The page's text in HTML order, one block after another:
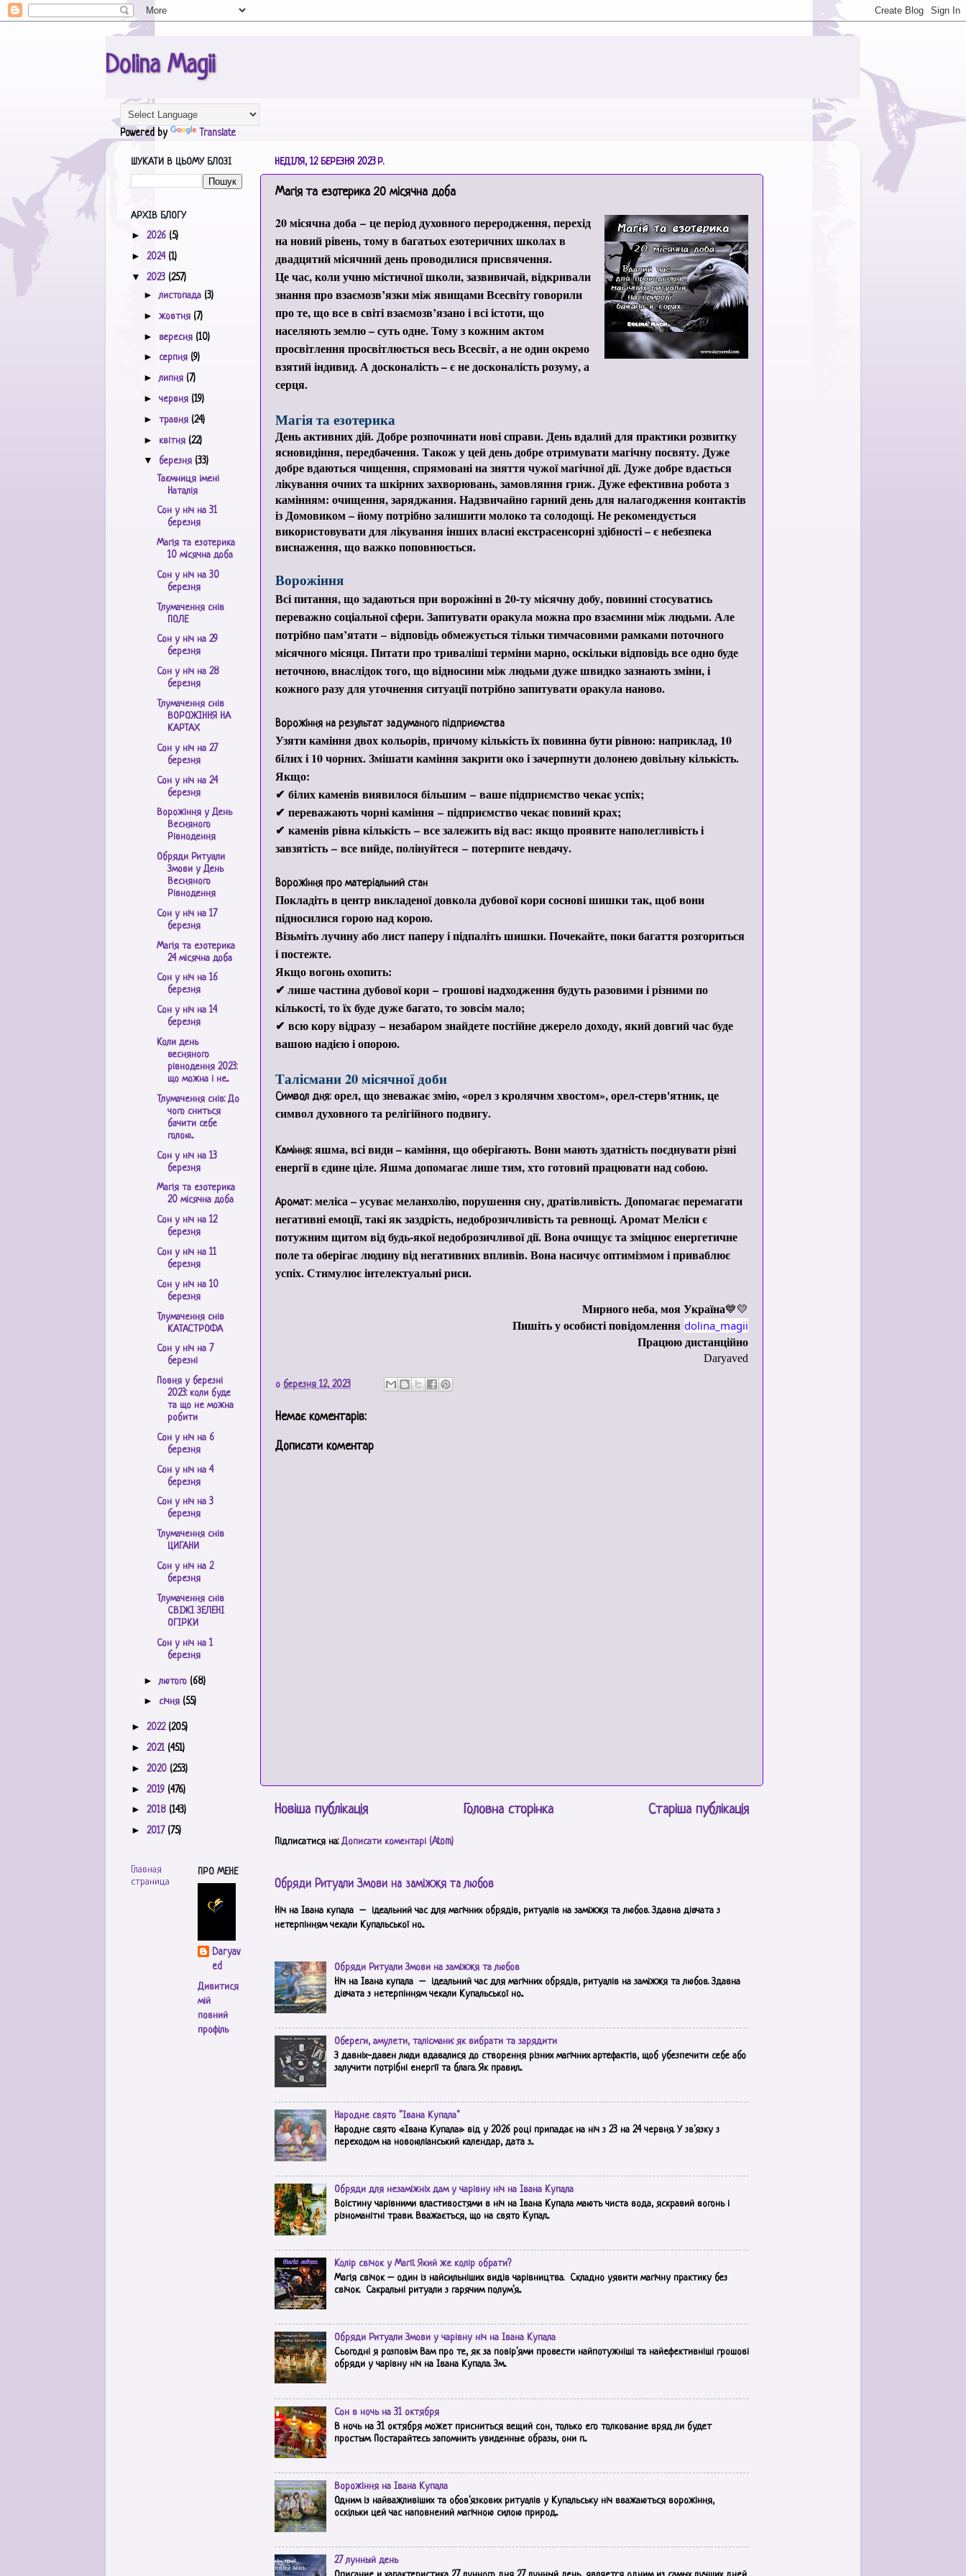
Dolina Magii
Powered by Translate
НЕДІЛЯ, 12 БЕРЕЗНЯ 2023 Р.
Магія та езотерика 20 місячна доба
20 місячна доба – це період духовного переродження, перехід
на новий рівень, тому в багатьох езотеричних школах в
двадцятий місячний день проводилися присвячення.
Це час, коли учню містичної школи, зазвивичай, відкривали
знання про взаємозв’язки між явищами Всесвіту говорили
про те, що все в світі взаємозв’язано і всі істоти, що
населяють землю – суть одне. Тому з кожним актом
просвітлення просвітлюється весь Всесвіт, а не один окремо
взятий індивид. А досконалість – є не досконалість розуму, а
серця.
Магія та езотерика
День активних дій. Добре розпочинати нові справи. День вдалий для практики розвитку
ясновидіння, передбачення. Також у цей день добре отримувати магічну посвяту. Дуже
добре вдаються чищення, спрямовані на зняття чужої магічної дії. Дуже добре вдається
лікування очних та шкірних захворювань, замовляння гриж. Дуже ефективна робота з
камінням: очищення, заряджання. Надзвичайно гарний день для налагодження контактів
із Домовиком – йому потрібно залишити молоко та солодощі. Не рекомендується
використовувати для лікування інших власні екстрасенсорні здібності – є небезпека
виснаження, що важко поповнюється.
Ворожіння
Всі питання, що задаються при ворожінні в 20-ту місячну добу, повинні стосуватись
переважно соціальної сфери. Запитувати оракула можна про взаємини між людьми. Але
потрібно пам’ятати – відповідь обмежується тільки тимчасовими рамками поточного
місячного місяця. Питати про триваліші терміни марно, оскільки відповідь все одно буде
неточною, внаслідок того, що відносини між людьми дуже швидко зазнають зміни, і
кожного разу для уточнення ситуації потрібно запитувати оракула наново.
Ворожіння на результат задуманого підприємства
Узяти каміння двох кольорів, причому кількість їх повинна бути рівною: наприклад, 10
білих і 10 чорних. Змішати каміння закрити око і зачерпнути долонею довільну кількість.
Якщо:
✔ білих каменів виявилося більшим – ваше підприємство чекає успіх;
✔ переважають чорні каміння – підприємство чекає повний крах;
✔ каменів рівна кількість – все залежить від вас: якщо проявите наполегливість і
завзятість – все вийде, полінуйтеся – потерпите невдачу.
Ворожіння про матеріальний стан
Покладіть в центр викладеної довкола дубової кори соснові шишки так, щоб вони
підносилися горою над корою.
Візьміть лучину або лист паперу і підпаліть шишки. Почекайте, поки багаття розгориться
і постежте.
Якщо вогонь охопить:
✔ лише частина дубової кори – грошові надходження будуть разовими і різними по
кількості, то їх буде дуже багато, то зовсім мало;
✔ всю кору відразу – незабаром знайдете постійне джерело доходу, який довгий час буде
вашою надією і опорою.
Талісмани 20 місячної доби
Символ дня:орел, що зневажає змію, «орел з кролячим хвостом», орел-стерв'ятник, це
символ духовного та релігійного подвигу.
Каміння:яшма, всі види – каміння, що оберігають. Вони мають здатність поєднувати різні
енергії в єдине ціле. Яшма допомагає лише тим, хто готовий працювати над собою.
Аромат:меліса – усуває меланхолію, порушення сну, дратівливість. Допомагає перемагати
негативні емоції, такі як заздрість, недоброзичливість та ревнощі. Аромат Меліси є
потужним щитом від будь-якої недоброзичливої ​​дії. Вона очищує та зміцнює енергетичне
поле та оберігає людину від негативних впливів. Вона насичує оптимізмом і приваблює
успіх. Стимулює інтелектуальні риси.
Мирного неба, моя Україна💙💛
Пишіть у особисті повідомлення dolina_magii
Працюю дистанційно
Daryaved
о березня 12, 2023
Немає коментарів:
Дописати коментар
Новіша публікація Старіша публікація
Головна сторінка
Підписатися на: Дописати коментарі (Atom)
Обряди Ритуали Змови на заміжжя та любов
Ніч на Івана купала – ідеальний час для магічних обрядів, ритуалів на заміжжя та любов. Здавна дівчата з
нетерпінням чекали Купальської но...
Обряди Ритуали Змови на заміжжя та любов
Ніч на Івана купала – ідеальний час для магічних обрядів, ритуалів на заміжжя та любов. Здавна
дівчата з нетерпінням чекали Купальської но...
Обереги, амулети, талісмани: як вибрати та зарядити
З давніх-давен люди вдавалися до створення різних магічних артефактів, щоб убезпечити себе або
залучити потрібні енергії та блага. Як правил...
Народне свято "Івана Купала"
Народне свято «Івана Купала» від у 2026 році припадає на ніч з 23 на 24 червня. У зв'язку з
переходом на новоюліанський календар, дата з...
Обряди для незаміжніх дам у чарівну ніч на Івана Купала
Воістину чарівними властивостями в ніч на Івана Купала мають чиста вода, яскравий вогонь і
різноманітні трави. Вважається, що на свято Купал...
Колір свічок у Магії. Який же колір обрати?
Магія свічок – один із найсильніших видів чарівництва. Складно уявити магічну практику без
свічок. Сакральні ритуали з гарячим полум'я...
Обряди Ритуали Змови у чарівну ніч на Івана Купала
Сьогодні я розповім Вам про те, як за повір'ями провести найпотужніші та найефективніші грошові
обряди у чарівну ніч на Івана Купала. Зм...
Сон в ночь на 31 октября
В ночь на 31 октября может присниться вещий сон, только его толкование вряд ли будет
простым. Постарайтесь запомнить увиденные образы, они п...
Ворожіння на Івана Купала
Одним із найважливіших та обов'язкових ритуалів у Купальську ніч вважаються ворожіння,
оскільки цей час наповнений магічною силою природ...
27 лунный день
ШУКАТИ В ЦЬОМУ БЛОЗІ
АРХІВ БЛОГУ
► 2026 (5)
► 2024 (1)
▼ 2023 (257)
►листопада (3)
►жовтня (7)
► вересня (10)
► серпня (9)
►липня (7)
►червня (19)
►травня (24)
► квітня (22)
▼ березня (33)
Таємниця імені
Наталія
Сон у ніч на 31
березня
Магія та езотерика
10 місячна доба
Сон у ніч на 30
березня
Тлумачення снів
ПОЛЕ
Сон у ніч на 29
березня
Сон у ніч на 28
березня
Тлумачення снів
ВОРОЖІННЯ НА
КАРТАХ
Сон у ніч на 27
березня
Сон у ніч на 24
березня
Ворожіння у День
Весняного
Рівнодення
Обряди Ритуали
Змови у День
Весняного
Рівнодення
Сон у ніч на 17
березня
Магія та езотерика
24 місячна доба
Сон у ніч на 16
березня
Сон у ніч на 14
березня
Коли день
весняного
рівнодення 2023:
що можна і не...
Тлумачення снів: До
чого сниться
бачити себе
голою...
Сон у ніч на 13
березня
Магія та езотерика
20 місячна доба
Сон у ніч на 12
березня
Сон у ніч на 11
березня
Сон у ніч на 10
березня
Тлумачення снів
КАТАСТРОФА
Сон у ніч на 7
березні
Повня у березні
2023: коли буде
та що не можна
робити
Сон у ніч на 6
березня
Сон у ніч на 4
березня
Сон у ніч на 3
березня
Тлумачення снів
ЦИГАНИ
Сон у ніч на 2
березня
Тлумачення снів
СВІЖІ ЗЕЛЕНІ
ОГІРКИ
Сон у ніч на 1
березня
►лютого (68)
► січня (55)
► 2022 (205)
► 2021 (451)
► 2020 (253)
► 2019 (476)
► 2018 (143)
► 2017 (75)
Главная
страница
ПРО МЕНЕ
Daryav
ed
Дивитися
мій
повний
профіль